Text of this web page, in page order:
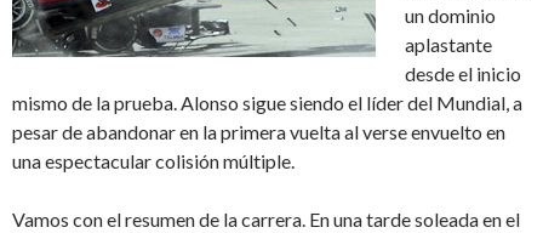
un dominio
aplastante
desde el inicio
mismo de la prueba. Alonso sigue siendo el líder del Mundial, a
pesar de abandonar en la primera vuelta al verse envuelto en
una espectacular colisión múltiple.
Vamos con el resumen de la carrera. En una tarde soleada en el